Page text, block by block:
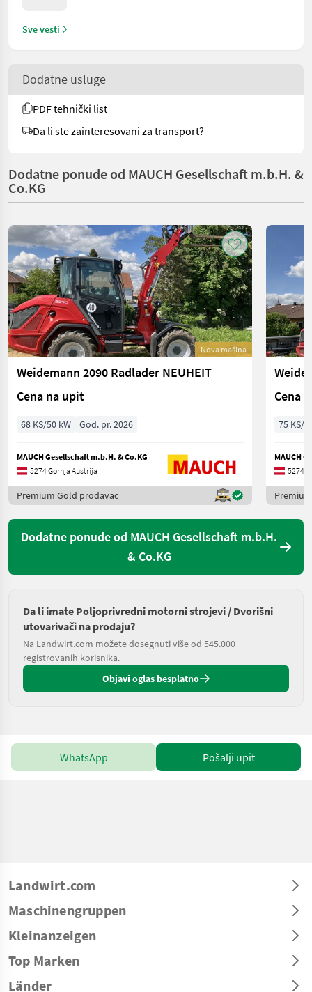
Sve vesti
Dodatne usluge
PDF tehnički list
Da li ste zainteresovani za transport?
Dodatne ponude od MAUCH Gesellschaft m.b.H. &
Co.KG
Nova mašina
Weidemann 2090 Radlader NEUHEIT
Cena na upit
68 KS/50 kW God. pr. 2026
MAUCH Gesellschaft m.b.H. & Co.KG
5274 Gornja Austrija
Premium Gold prodavac
Cena
75 KS/
MAUCH
5274
Dodatne ponude od MAUCH Gesellschaft m.b.H.
& Co.KG
Da li imate Poljoprivredni motorni strojevi / Dvorišni
utovarivači na prodaju?
Na Landwirt.com možete dosegnuti više od 545.000
registrovanih korisnika.
Objavi oglas besplatno
WhatsApp Pošalji upit
Landwirt.com
Maschinengruppen
Kleinanzeigen
Top Marken
Länder